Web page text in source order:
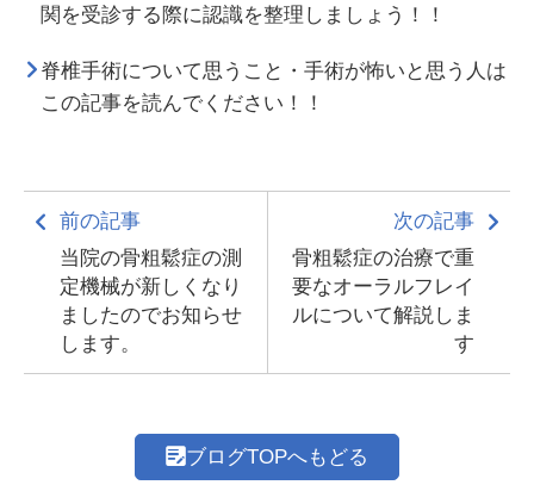
関を受診する際に認識を整理しましょう！！
脊椎手術について思うこと・手術が怖いと思う人は
この記事を読んでください！！
前の記事
当院の骨粗鬆症の測
定機械が新しくなり
ましたのでお知らせ
します。
次の記事
骨粗鬆症の治療で重
要なオーラルフレイ
ルについて解説しま
す
ブログTOPへもどる